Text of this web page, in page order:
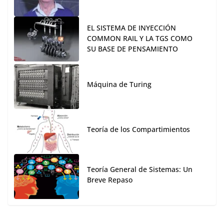
EL SISTEMA DE INYECCIÓN
COMMON RAIL Y LA TGS COMO
SU BASE DE PENSAMIENTO
Máquina de Turing
Teoría de los Compartimientos
Teoría General de Sistemas: Un
Breve Repaso